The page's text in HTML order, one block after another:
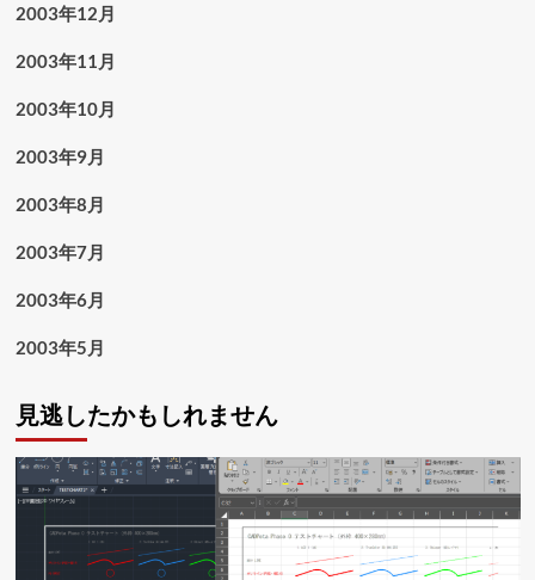
2003年12月
2003年11月
2003年10月
2003年9月
2003年8月
2003年7月
2003年6月
2003年5月
見逃したかもしれません